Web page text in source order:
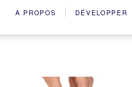
A PROPOS DÉVELOPPER